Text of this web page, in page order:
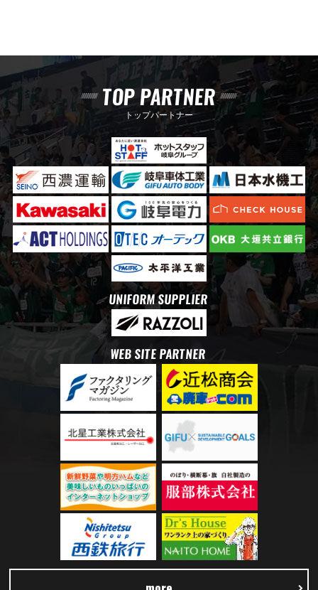
TOP PARTNER
トップパートナー
UNIFORM SUPPLIER
WEB SITE PARTNER